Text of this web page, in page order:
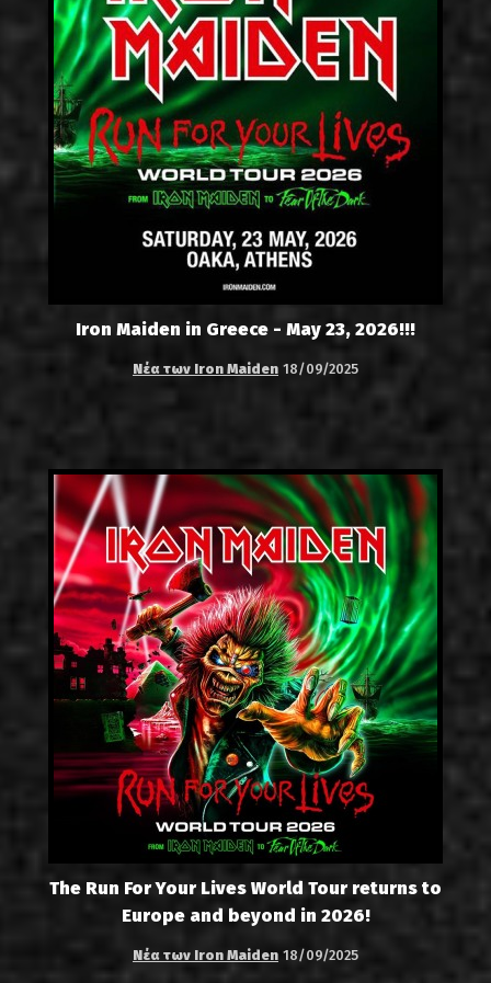
Iron Maiden in Greece - May 23, 2026!!!
Νέα των Iron Maiden 18/09/2025
The Run For Your Lives World Tour returns to
Europe and beyond in 2026!
Νέα των Iron Maiden 18/09/2025